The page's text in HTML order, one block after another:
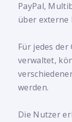
PayPal,
über externe
Für jedes
verwaltet,
werden.
Die Nutzer